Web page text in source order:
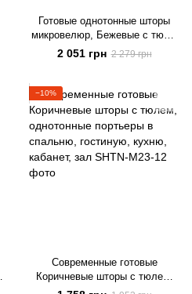
Готовые однотонные шторы
микровелюр, Бежевые с тюлю
(SHTN-PK-95)
2 051 грн 2 279 грн
−10%
Современные готовые
Коричневые шторы с тюлем,
однотонные портьеры в